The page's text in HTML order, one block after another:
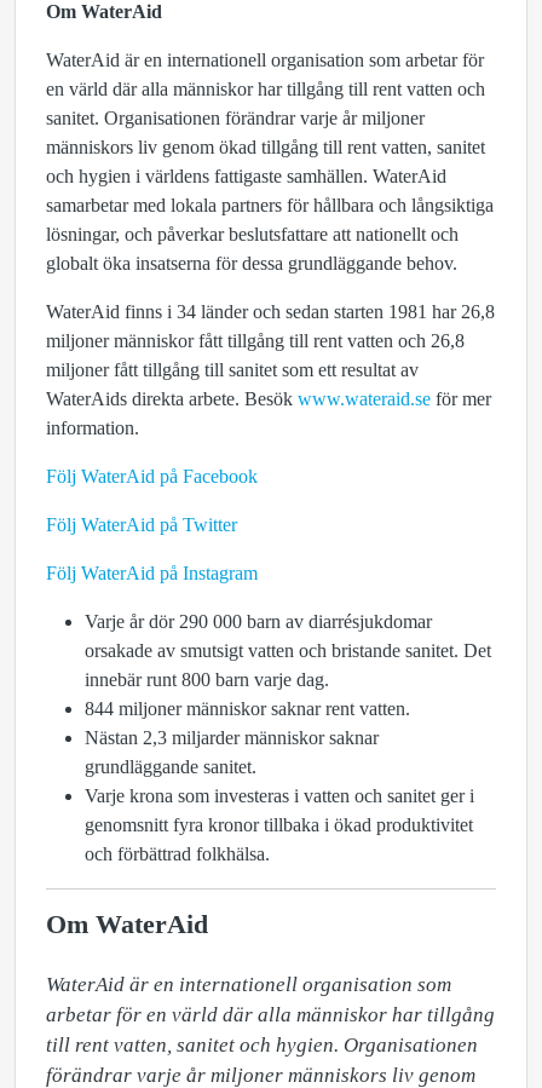
Om WaterAid
WaterAid är en internationell organisation som arbetar för
en värld där alla människor har tillgång till rent vatten och
sanitet. Organisationen förändrar varje år miljoner
människors liv genom ökad tillgång till rent vatten, sanitet
och hygien i världens fattigaste samhällen. WaterAid
samarbetar med lokala partners för hållbara och långsiktiga
lösningar, och påverkar beslutsfattare att nationellt och
globalt öka insatserna för dessa grundläggande behov.
WaterAid finns i 34 länder och sedan starten 1981 har 26,8
miljoner människor fått tillgång till rent vatten och 26,8
miljoner fått tillgång till sanitet som ett resultat av
WaterAids direkta arbete. Besök www.wateraid.se för mer
information.
Följ WaterAid på Facebook
Följ WaterAid på Twitter
Följ WaterAid på Instagram
Varje år dör 290 000 barn av diarrésjukdomar
orsakade av smutsigt vatten och bristande sanitet. Det
innebär runt 800 barn varje dag.
844 miljoner människor saknar rent vatten.
Nästan 2,3 miljarder människor saknar
grundläggande sanitet.
Varje krona som investeras i vatten och sanitet ger i
genomsnitt fyra kronor tillbaka i ökad produktivitet
och förbättrad folkhälsa.
Om WaterAid
WaterAid är en internationell organisation som
arbetar för en värld där alla människor har tillgång
till rent vatten, sanitet och hygien. Organisationen
förändrar varje år miljoner människors liv genom